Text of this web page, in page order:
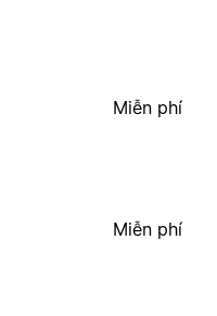
Miễn phí
Miễn phí